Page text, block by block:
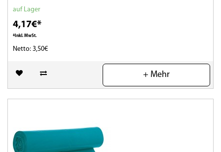
auf Lager
4,17€*
*Inkl. MwSt.
Netto: 3,50€
(0)
+ Mehr